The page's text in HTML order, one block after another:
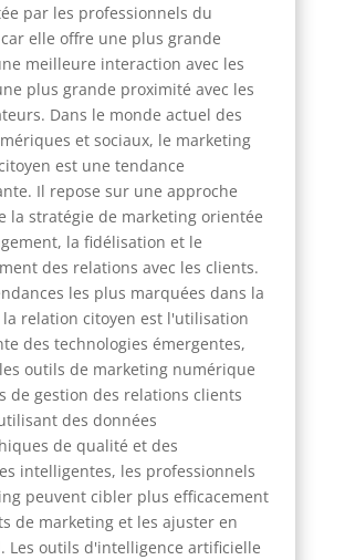
par les professionnels du
elle offre une plus grande
meilleure interaction avec les
plus grande proximité avec les
Dans le monde actuel des
et sociaux, le marketing
est une tendance
Il repose sur une approche
la stratégie de marketing orientée
la fidélisation et le
des relations avec les clients.
les plus marquées dans la
relation citoyen est l'utilisation
des technologies émergentes,
outils de marketing numérique
de gestion des relations clients
des données
de qualité et des
intelligentes, les professionnels
peuvent cibler plus efficacement
de marketing et les ajuster en
Les outils d'intelligence artificielle